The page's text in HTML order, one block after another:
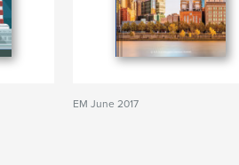
EM June 2017